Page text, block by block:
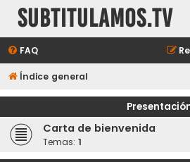
subtitulamos.tv
FAQ
Índice general
Carta de bienvenida
Temas: 1